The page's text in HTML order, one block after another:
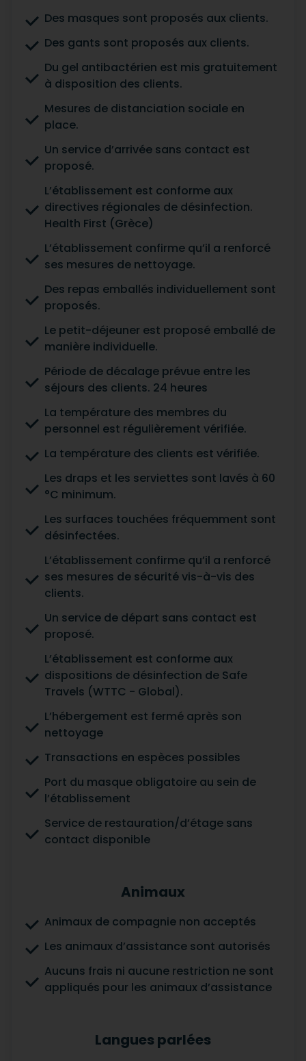
Des masques sont proposés aux clients.
Des gants sont proposés aux clients.
Du gel antibactérien est mis gratuitement
à disposition des clients.
Mesures de distanciation sociale en
place.
Un service d’arrivée sans contact est
proposé.
L’établissement est conforme aux
directives régionales de désinfection.
Health First (Grèce)
L’établissement confirme qu’il a renforcé
ses mesures de nettoyage.
Des repas emballés individuellement sont
proposés.
Le petit-déjeuner est proposé emballé de
manière individuelle.
Période de décalage prévue entre les
séjours des clients. 24 heures
La température des membres du
personnel est régulièrement vérifiée.
La température des clients est vérifiée.
Les draps et les serviettes sont lavés à 60
°C minimum.
Les surfaces touchées fréquemment sont
désinfectées.
L’établissement confirme qu’il a renforcé
ses mesures de sécurité vis-à-vis des
clients.
Un service de départ sans contact est
proposé.
L’établissement est conforme aux
dispositions de désinfection de Safe
Travels (WTTC - Global).
L’hébergement est fermé après son
nettoyage
Transactions en espèces possibles
Port du masque obligatoire au sein de
l’établissement
Service de restauration/d’étage sans
contact disponible
Animaux
Animaux de compagnie non acceptés
Les animaux d’assistance sont autorisés
Aucuns frais ni aucune restriction ne sont
appliqués pour les animaux d’assistance
Langues parlées